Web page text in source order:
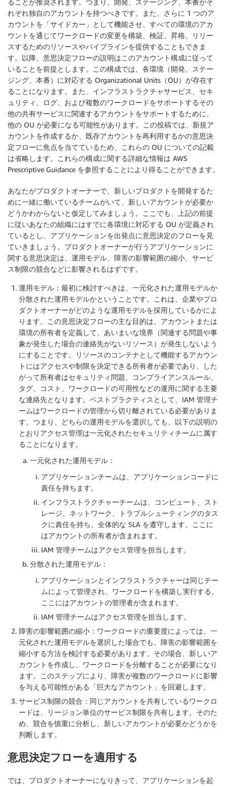
れぞれ独自のアカウントを持つべきです。また、さらに 1 つのア
カウントを「サイドカー」として機能させ、すべての環境のアカ
ウントを通じてワークロードの変更を構築、検証、昇格、リリー
スするためのリソースやパイプラインを提供することもできま
す。以降、意思決定フローの説明はこのアカウント構成に従って
いることを前提とします。この構成では、各環境（開発、ステー
ジング、本番）に対応する Organizational Units（OU）が存在す
ることになります。また、インフラストラクチャサービス、セキ
ュリティ、ログ、および複数のワークロードをサポートするその
他の共有サービスに関連するアカウントをサポートするために、
他の OU が必要になる可能性があります。この投稿では、新規ア
カウントを作成するか、既存アカウントを再利用するかの意思決
定フローに焦点を当てているため、これらの OU についての記載
は省略します。これらの構成に関する詳細な情報は AWS
Prescriptive Guidance を参照することにより得ることができます。
あなたがプロダクトオーナーで、新しいプロダクトを開発するた
めに一緒に働いているチームがいて、新しいアカウントが必要か
どうかわからないと仮定してみましょう。ここでも、上記の前提
に従いあなたの組織にはすでに各環境に対応する OU が定義され
ているとし、アプリケーションを出発点に意思決定のフローを見
ていきましょう。プロダクトオーナーが行うアプリケーションに
関する意思決定は、運用モデル、障害の影響範囲の縮小、サービ
ス制限の競合などに影響されるはずです。
運用モデル：最初に検討すべきは、一元化された運用モデルか
分散された運用モデルかということです。これは、企業やプロ
ダクトオーナーがどのような運用モデルを採用しているかによ
ります。この意思決定フローの主な目的は、アカウントまたは
環境の所有者を定義して、あいまいな境界（関連する問題や事
象が発生した場合の連絡先がないリソース）が発生しないよう
にすることです。リソースのコンテナとして機能するアカウン
トにはアクセスや制限を決定できる所有者が必要であり、した
がって所有者はセキュリティ問題、コンプライアンスルール、
タグ、コスト、ワークロードの可用性などの運用に関する主要
な連絡先となります。ベストプラクティスとして、IAM 管理チ
ームはワークロードの管理から切り離されている必要がありま
す。つまり、どちらの運用モデルを選択しても、以下の説明の
とおりアクセス管理は一元化されたセキュリティチームに属す
ることになります。
一元化された運用モデル：
アプリケーションチームは、アプリケーションコードに
責任を持ちます。
インフラストラクチャーチームは、コンピュート、スト
レージ、ネットワーク、トラブルシューティングのタス
クに責任を持ち、全体的な SLA を遵守します。ここに
はアカウントの所有者が含まれます。
IAM 管理チームはアクセス管理を担当します。
分散された運用モデル：
アプリケーションとインフラストラクチャーは同じチー
ムによって管理され、ワークロードを構築し実行する。
ここにはアカウントの管理者が含まれます。
IAM 管理チームはアクセス管理を担当します。
障害の影響範囲の縮小：ワークロードの重要度によっては、一
元化された運用モデルを選択した場合でも、障害の影響範囲を
縮小する方法を検討する必要があります。その場合、新しいア
カウントを作成し、ワークロードを分離することが必要になり
ます。このステップにより、障害が複数のワークロードに影響
を与える可能性がある「巨大なアカウント」を回避します。
サービス制限の競合：同じアカウントを共有しているワークロ
ードは、リージョン単位のサービス制限を共有します。そのた
め、競合を慎重に分析し、新しいアカウントが必要かどうかを
判断します。
意思決定フローを適用する
では、プロダクトオーナーになりきって、アプリケーションを起